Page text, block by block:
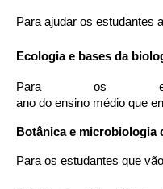
Para ajudar os estudantes
Ecologia e bases da
Para os
ano do ensino médio que
Botânica e microbiologia
Para os estudantes que